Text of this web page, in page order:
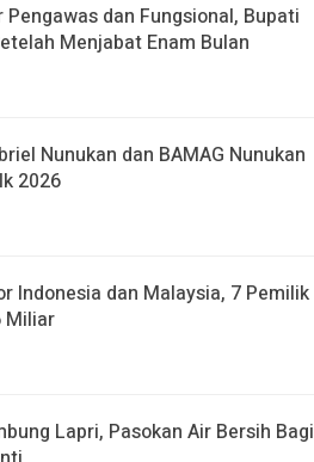
dan Fungsional, Bupati
Menjabat Enam Bulan
Nunukan dan BAMAG Nunukan
2026
Indonesia dan Malaysia, 7 Pemilik
Miliar
Lapri, Pasokan Air Bersih Bagi